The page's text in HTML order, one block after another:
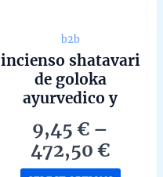
b2b
incienso shatavari
de goloka
ayurvedico y
masala en caja de 6
unidades de 15g
b2b
9,45€ –
472,50€Price